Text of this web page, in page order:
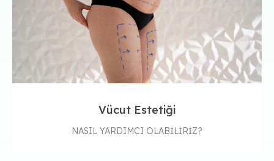
Vücut Estetiği
NASIL YARDIMCI OLABİLİRİZ?